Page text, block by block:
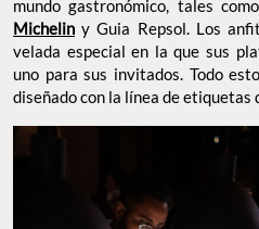
mundo gastronómico, tales
Michelin y Guia Repsol. Los
velada especial en la que sus
uno para sus invitados. Todo
diseñado con la línea de etiquetas